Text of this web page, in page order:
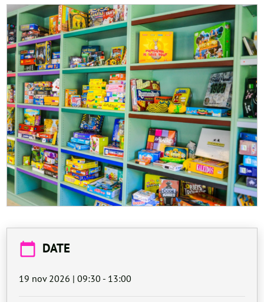
DATE
19 nov 2026 | 09:30 - 13:00